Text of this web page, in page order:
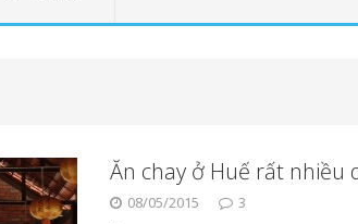
Ăn chay ở Huế rất nhiều
08/05/2015 3